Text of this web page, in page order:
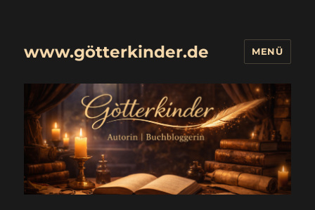
www.götterkinder.de MENÜ